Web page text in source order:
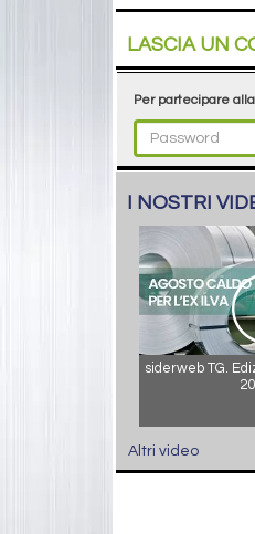
LASCIA UN
Per partecipare
I NOSTRI
siderweb TG.
Altri video